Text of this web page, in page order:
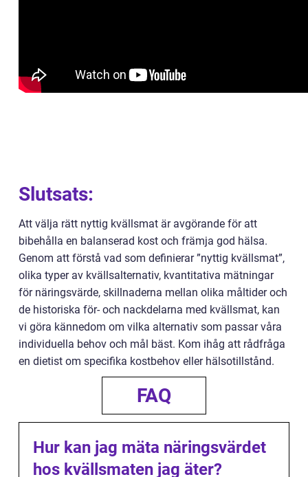
Slutsats:
Att välja rätt nyttig kvällsmat är avgörande för att
bibehålla en balanserad kost och främja god hälsa.
Genom att förstå vad som definierar ”nyttig kvällsmat”,
olika typer av kvällsalternativ, kvantitativa mätningar
för näringsvärde, skillnaderna mellan olika måltider och
de historiska för- och nackdelarna med kvällsmat, kan
vi göra kännedom om vilka alternativ som passar våra
individuella behov och mål bäst. Kom ihåg att rådfråga
en dietist om specifika kostbehov eller hälsotillstånd.
FAQ
Hur kan jag mäta näringsvärdet
hos kvällsmaten jag äter?